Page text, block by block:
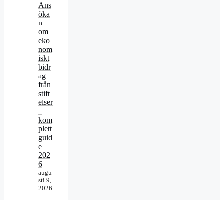
Ans
öka
n
om
eko
nom
iskt
bidr
ag
från
stift
elser
–
kom
plett
guid
e
202
6
augu
sti 9,
2026